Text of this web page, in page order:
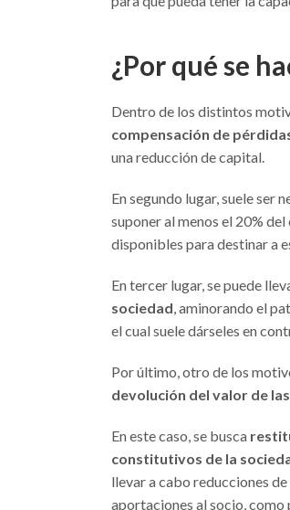
¿Por qué se
Dentro de los distintos
compensación de
una reducción de capital.
En segundo lugar, suele ser
suponer al menos el 20%
disponibles para destinar a
En tercer lugar, se puede
sociedad, aminorando el
el cual suele dárseles en
Por último, otro de los
devolución del valor de
En este caso, se busca
constitutivos de la
llevar a cabo reducciones
aportaciones al socio, como